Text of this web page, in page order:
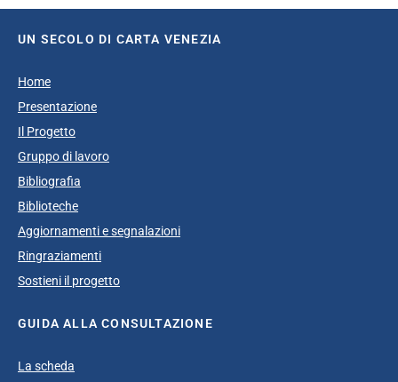
UN SECOLO DI CARTA VENEZIA
Home
Presentazione
Il Progetto
Gruppo di lavoro
Bibliografia
Biblioteche
Aggiornamenti e segnalazioni
Ringraziamenti
Sostieni il progetto
GUIDA ALLA CONSULTAZIONE
La scheda